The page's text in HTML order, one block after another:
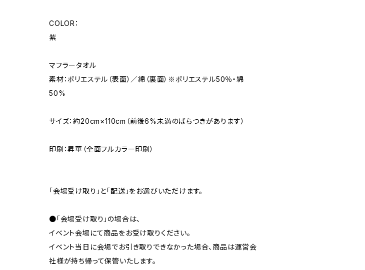
COLOR：
紫
マフラータオル
素材：ポリエステル（表面）／綿（裏面）※ポリエステル50％・綿
50%
サイズ：約20cm×110cm（前後6%未満のばらつきがあります）
印刷：昇華（全面フルカラー印刷）
「会場受け取り」と「配送」をお選びいただけます。
●「会場受け取り」の場合は、
イベント会場にて商品をお受け取りください。
イベント当日に会場でお引き取りできなかった場合、商品は運営会
社様が持ち帰って保管いたします。